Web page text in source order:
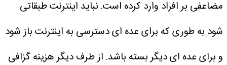
مضاعفی بر افراد وارد کرده است. نباید اینترنت طبقاتی
شود به طوری که برای عده ای دسترسی به اینترنت باز شود
و برای عده ای دیگر بسته باشد. از طرف دیگر هزینه گزافی